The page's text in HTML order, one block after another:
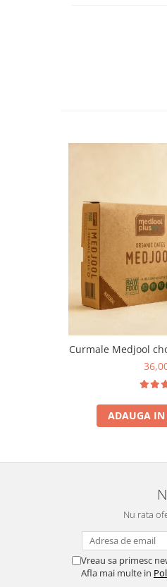
Curmale Medjool
ADAUGA IN
Nu rata
Vreau sa primesc
Afla mai multe in